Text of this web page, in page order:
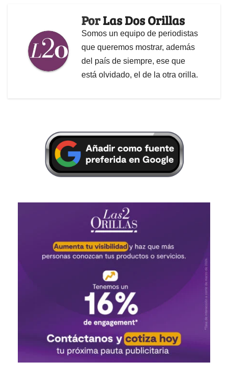
PorLas Dos Orillas
Somos un equipo de periodistas
que queremos mostrar, además
del país de siempre, ese que
está olvidado, el de la otra orilla.